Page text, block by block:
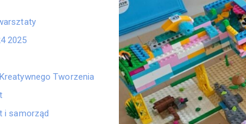
2025
Tworzenia
i samorząd